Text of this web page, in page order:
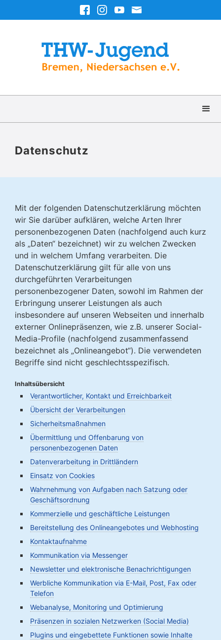
Datenschutz
Mit der folgenden Datenschutzerklärung möchten
wir Sie darüber aufklären, welche Arten Ihrer
personenbezogenen Daten (nachfolgend auch kurz
als „Daten“ bezeichnet) wir zu welchen Zwecken
und in welchem Umfang verarbeiten. Die
Datenschutzerklärung gilt für alle von uns
durchgeführten Verarbeitungen
personenbezogener Daten, sowohl im Rahmen der
Erbringung unserer Leistungen als auch
insbesondere auf unseren Webseiten und innerhalb
externer Onlinepräsenzen, wie z.B. unserer Social-
Media-Profile (nachfolgend zusammenfassend
bezeichnet als „Onlineangebot“). Die verwendeten
Begriffe sind nicht geschlechtsspezifisch.
Inhaltsübersicht
Verantwortlicher, Kontakt und Erreichbarkeit
Übersicht der Verarbeitungen
Sicherheitsmaßnahmen
Übermittlung und Offenbarung von
personenbezogenen Daten
Datenverarbeitung in Drittländern
Einsatz von Cookies
Wahrnehmung von Aufgaben nach Satzung oder
Geschäftsordnung
Kommerzielle und geschäftliche Leistungen
Bereitstellung des Onlineangebotes und Webhosting
Kontaktaufnahme
Kommunikation via Messenger
Newsletter und elektronische Benachrichtigungen
Werbliche Kommunikation via E-Mail, Post, Fax oder
Telefon
Webanalyse, Monitoring und Optimierung
Präsenzen in sozialen Netzwerken (Social Media)
Plugins und eingebettete Funktionen sowie Inhalte